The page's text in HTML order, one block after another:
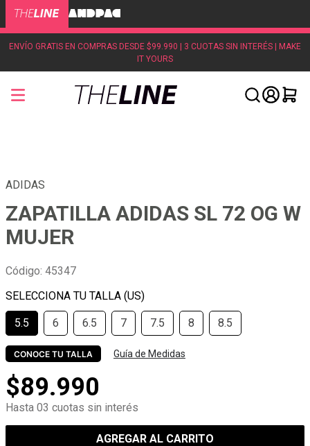
ENVÍO GRATIS EN COMPRAS DESDE $99.990 | 3 CUOTAS SIN INTERÉS | MAKE
IT YOURS
ADIDAS
ZAPATILLA ADIDAS SL 72 OG W
MUJER
Código: 45347
5.5 6 6.5 7 7.5 8 8.5
CONOCE TU TALLA Guía de Medidas
$89.990
Hasta 03 cuotas sin interés
AGREGAR AL CARRITO